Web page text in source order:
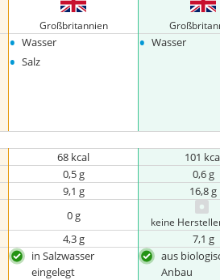
Großbritannien
• Wasser
• Salz
• Wasser
68 kcal 101
0,5 g 0,6 g
9,1 g 16,8 g
0 g keine
4,3 g 7,1 g
in Salzwasser
eingelegt
aus
Anbau